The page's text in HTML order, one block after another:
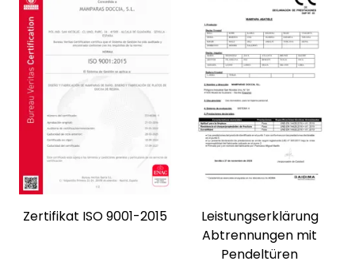
Zertifikat ISO 9001-2015
Leistungserklärung
Abtrennungen mit
Pendeltüren